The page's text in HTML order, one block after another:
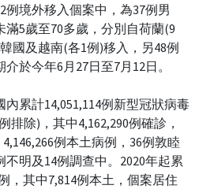
境外移入個案中，為37例男
5歲至70多歲，分別自荷蘭(9
國及越南(各1例)移入，另48例
於今年6月27日至7月12日。
累計14,051,114例新型冠狀病毒
排除)，其中4,162,290例確診，
例本土病例，36例敦睦
明及14例調查中。2020年起累
，其中7,814例本土，個案居住